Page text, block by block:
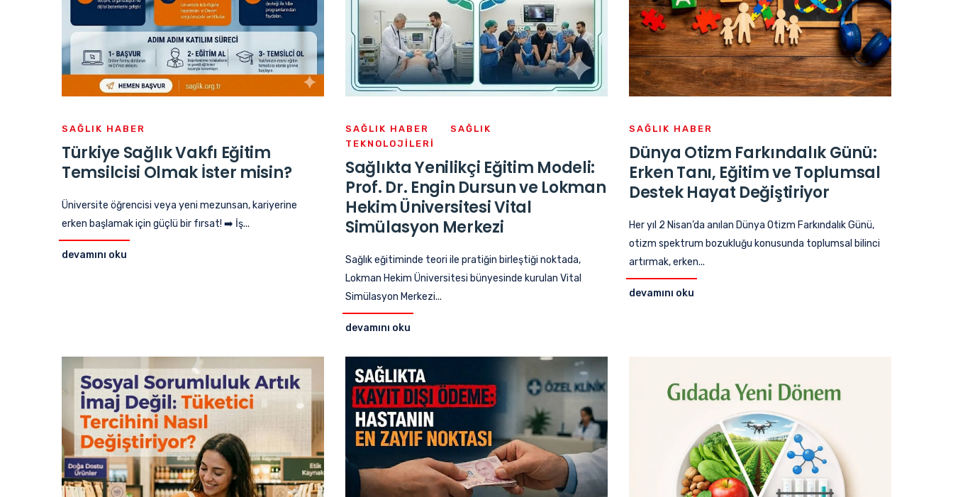
SAĞLIK HABER
Türkiye Sağlık Vakfı Eğitim
Temsilcisi Olmak İster misin?
Üniversite öğrencisi veya yeni mezunsan, kariyerine
erken başlamak için güçlü bir fırsat! ➡️ İş...
devamını oku
SAĞLIK HABER
SAĞLIK
TEKNOLOJILERI
Sağlıkta Yenilikçi Eğitim Modeli:
Prof. Dr. Engin Dursun ve Lokman
Hekim Üniversitesi Vital
Simülasyon Merkezi
Sağlık eğitiminde teori ile pratiğin birleştiği noktada,
Lokman Hekim Üniversitesi bünyesinde kurulan Vital
Simülasyon Merkezi...
devamını oku
SAĞLIK HABER
Dünya Otizm Farkındalık Günü:
Erken Tanı, Eğitim ve Toplumsal
Destek Hayat Değiştiriyor
Her yıl 2 Nisan’da anılan Dünya Otizm Farkındalık Günü,
otizm spektrum bozukluğu konusunda toplumsal bilinci
artırmak, erken...
devamını oku